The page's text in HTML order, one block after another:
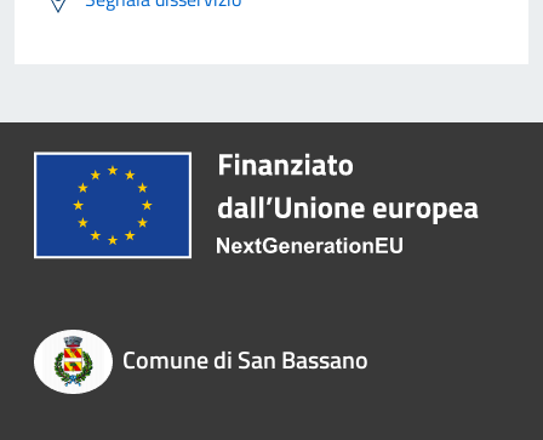
Comune di San Bassano